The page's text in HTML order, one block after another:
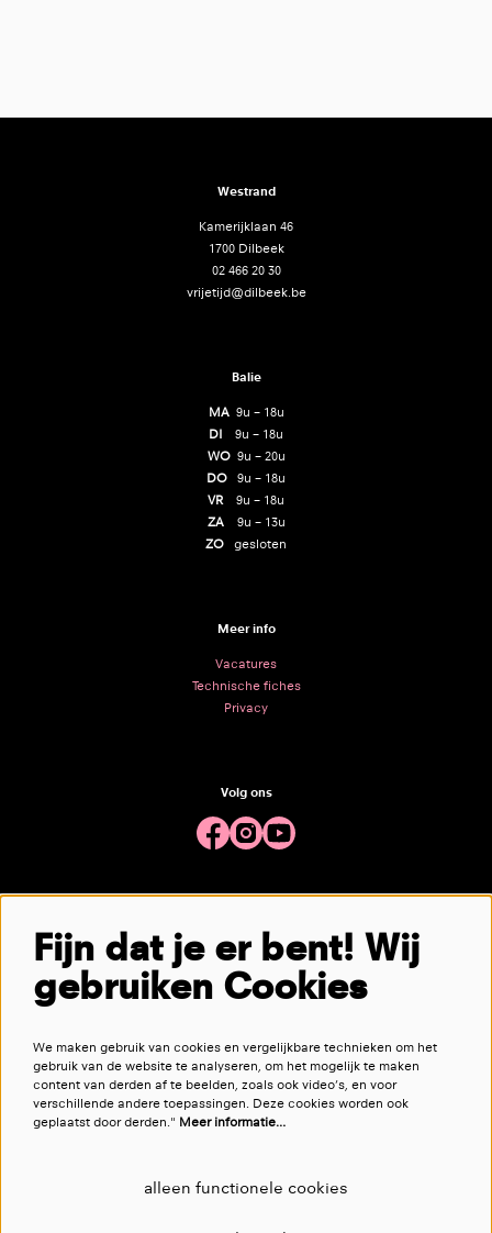
Westrand
Kamerijklaan 46
1700 Dilbeek
02 466 20 30
vrijetijd@dilbeek.be
Balie
MA 9u – 18u
DI 9u – 18u
WO9u – 20u
DO 9u – 18u
VR 9u – 18u
ZA
9u – 13u
ZO gesloten
Meer info
Vacatures
Technische fiches
Privacy
Volg ons
Meld je aan voor de nieuwsbrief
aanmelden
Deze site wordt beschermd door reCAPTCHA, dataverwerking gebeurt in overeenstemming met de
Cloud Data Processing
Addendumvan Google.
Fijn dat je er bent! Wij
gebruiken Cookies
We maken gebruik van cookies en vergelijkbare technieken om het
gebruik van de website te analyseren, om het mogelijk te maken
content van derden af te beelden, zoals ook video’s, en voor
verschillende andere toepassingen. Deze cookies worden ook
geplaatst door derden." Meer informatie…
alleen functionele cookies